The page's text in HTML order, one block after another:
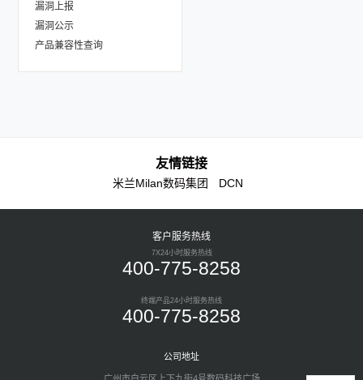
漏洞上报
漏洞公示
产品兼容性查询
友情链接
米兰Milan数码集团 DCN
客户服务热线
7X24小时服务热线
400-775-8258
终端产品24小时服务热线
400-775-8258
公司地址